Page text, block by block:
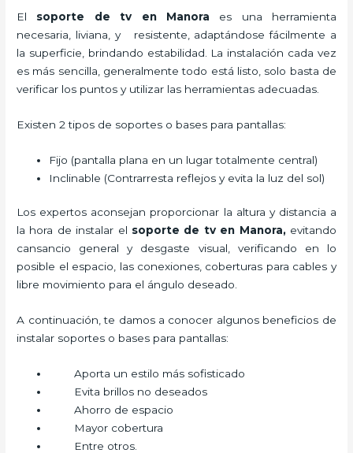
El soporte de tv en Manora es una herramienta
necesaria, liviana, y resistente, adaptándose fácilmente a
la superficie, brindando estabilidad. La instalación cada vez
es más sencilla, generalmente todo está listo, solo basta de
verificar los puntos y utilizar las herramientas adecuadas.
Existen 2 tipos de soportes o bases para pantallas:
Fijo (pantalla plana en un lugar totalmente central)
Inclinable (Contrarresta reflejos y evita la luz del sol)
Los expertos aconsejan proporcionar la altura y distancia a
la hora de instalar el soporte de tv en Manora, evitando
cansancio general y desgaste visual, verificando en lo
posible el espacio, las conexiones, coberturas para cables y
libre movimiento para el ángulo deseado.
A continuación, te damos a conocer algunos beneficios de
instalar soportes o bases para pantallas:
Aporta un estilo más sofisticado
Evita brillos no deseados
Ahorro de espacio
Mayor cobertura
Entre otros.